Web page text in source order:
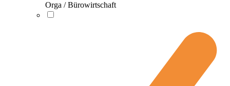
Orga / Bürowirtschaft